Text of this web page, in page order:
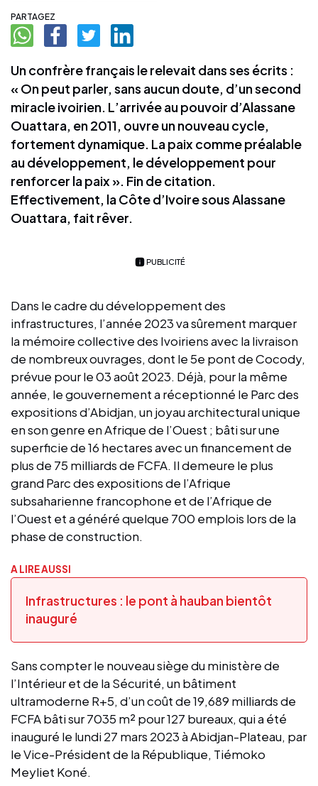
PARTAGEZ
Un confrère français le relevait dans ses écrits :
« On peut parler, sans aucun doute, d’un second
miracle ivoirien. L’arrivée au pouvoir d’Alassane
Ouattara, en 2011, ouvre un nouveau cycle,
fortement dynamique. La paix comme préalable
au développement, le développement pour
renforcer la paix ». Fin de citation.
Effectivement, la Côte d’Ivoire sous Alassane
Ouattara, fait rêver.
PUBLICITÉ
Dans le cadre du développement des
infrastructures, l’année 2023 va sûrement marquer
la mémoire collective des Ivoiriens avec la livraison
de nombreux ouvrages, dont le 5e pont de Cocody,
prévue pour le 03 août 2023. Déjà, pour la même
année, le gouvernement a réceptionné le Parc des
expositions d’Abidjan, un joyau architectural unique
en son genre en Afrique de l’Ouest ; bâti sur une
superficie de 16 hectares avec un financement de
plus de 75 milliards de FCFA. Il demeure le plus
grand Parc des expositions de l’Afrique
subsaharienne francophone et de l’Afrique de
l’Ouest et a généré quelque 700 emplois lors de la
phase de construction.
A LIRE AUSSI
Infrastructures : le pont à hauban bientôt
inauguré
Sans compter le nouveau siège du ministère de
l’Intérieur et de la Sécurité, un bâtiment
ultramoderne R+5, d’un coût de 19,689 milliards de
FCFA bâti sur 7035 m² pour 127 bureaux, qui a été
inauguré le lundi 27 mars 2023 à Abidjan-Plateau, par
le Vice-Président de la République, Tiémoko
Meyliet Koné.